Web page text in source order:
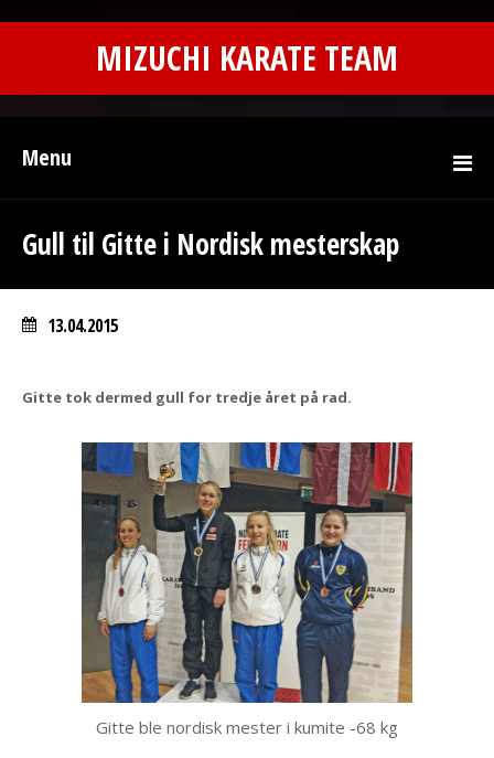
MIZUCHI KARATE TEAM
Menu
Gull til Gitte i Nordisk mesterskap
13.04.2015
Gitte tok dermed gull for tredje året på rad.
Gitte ble nordisk mester i kumite -68 kg